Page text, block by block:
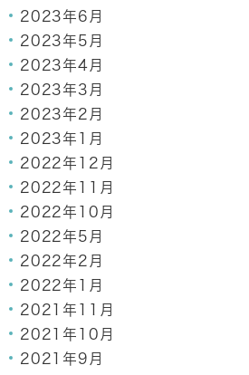
2023年6月
2023年5月
2023年4月
2023年3月
2023年2月
2023年1月
2022年12月
2022年11月
2022年10月
2022年5月
2022年2月
2022年1月
2021年11月
2021年10月
2021年9月